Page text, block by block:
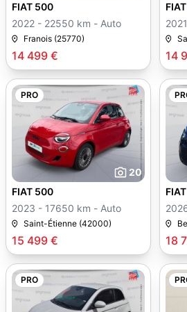
14 499 €
FIAT 500
2022 - 22550 km - Auto
Franois (25770)
14
PRO
20
15 499 €
FIAT 500
2023 - 17650 km - Auto
Saint-Étienne (42000)
18
PRO